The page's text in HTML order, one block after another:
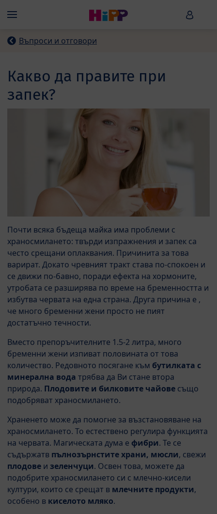
Menü HiPP
Въпроси и отговори
Какво да правите при
запек?
Почти всяка бъдеща майка има проблеми с
храносмилането: твърди изпражнения и запек са
често срещани оплаквания. Причинита за това
варират. Докато чревният тракт става по-спокоен и
се движи по-бавно, поради ефекта на хормоните,
утробата се разширява по време на бременността и
избутва червата на една страна. Друга причина е ,
че много бременни жени просто не пият
достатъчно течности.
Вместо препоръчителните 1.5-2 литра, много
бременни жени изпиват половината от това
количество. Редовното посягане към бутилката с
минерална вода трябва да Ви стане втора
природа. Плодовите и билковите чайове също
подобряват храносмилането.
Храненето може да помогне за възстановяване на
храносмилането. То естествено регулира функцията
на червата. Магическата дума е фибри. Те се
съдържатв пълнозърнстите храни, мюсли, свежи
плодове и зеленчуци. Освен това, можете да
подобрите храносмилането си с млечно-кисели
култури, които се срещат в млечните продукти,
особено в киселото мляко.